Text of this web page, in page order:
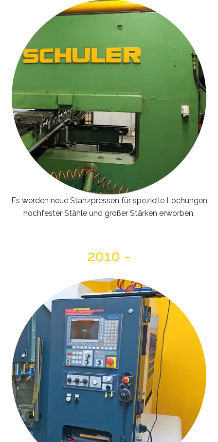
Es werden neue Stanzpressen für spezielle Lochungen
hochfester Stähle und großer Stärken erworben.
2010 -